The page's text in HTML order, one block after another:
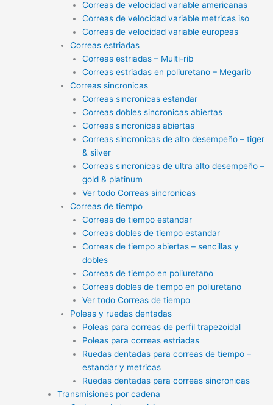
Correas de velocidad variable americanas
Correas de velocidad variable metricas iso
Correas de velocidad variable europeas
Correas estriadas
Correas estriadas – Multi-rib
Correas estriadas en poliuretano – Megarib
Correas sincronicas
Correas sincronicas estandar
Correas dobles sincronicas abiertas
Correas sincronicas abiertas
Correas sincronicas de alto desempeño – tiger
& silver
Correas sincronicas de ultra alto desempeño –
gold & platinum
Ver todo Correas sincronicas
Correas de tiempo
Correas de tiempo estandar
Correas dobles de tiempo estandar
Correas de tiempo abiertas – sencillas y
dobles
Correas de tiempo en poliuretano
Correas dobles de tiempo en poliuretano
Ver todo Correas de tiempo
Poleas y ruedas dentadas
Poleas para correas de perfil trapezoidal
Poleas para correas estriadas
Ruedas dentadas para correas de tiempo –
estandar y metricas
Ruedas dentadas para correas sincronicas
Transmisiones por cadena